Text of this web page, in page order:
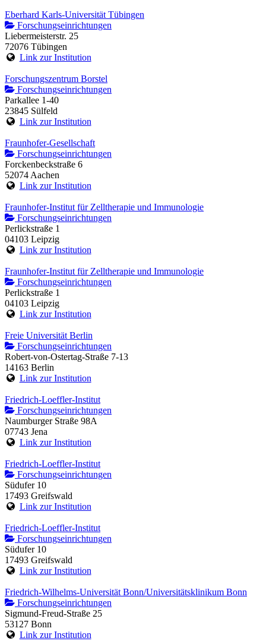
Eberhard Karls-Universität Tübingen
Forschungseinrichtungen
Liebermeisterstr. 25
72076 Tübingen
Link zur Institution
Forschungszentrum Borstel
Forschungseinrichtungen
Parkallee 1-40
23845 Sülfeld
Link zur Institution
Fraunhofer-Gesellschaft
Forschungseinrichtungen
Forckenbeckstraße 6
52074 Aachen
Link zur Institution
Fraunhofer-Institut für Zelltherapie und Immunologie
Forschungseinrichtungen
Perlickstraße 1
04103 Leipzig
Link zur Institution
Fraunhofer-Institut für Zelltherapie und Immunologie
Forschungseinrichtungen
Perlickstraße 1
04103 Leipzig
Link zur Institution
Freie Universität Berlin
Forschungseinrichtungen
Robert-von-Ostertag-Straße 7-13
14163 Berlin
Link zur Institution
Friedrich-Loeffler-Institut
Forschungseinrichtungen
Naumburger Straße 98A
07743 Jena
Link zur Institution
Friedrich-Loeffler-Institut
Forschungseinrichtungen
Südufer 10
17493 Greifswald
Link zur Institution
Friedrich-Loeffler-Institut
Forschungseinrichtungen
Südufer 10
17493 Greifswald
Link zur Institution
Friedrich-Wilhelms-Universität Bonn/Universitätsklinikum Bonn
Forschungseinrichtungen
Sigmund-Freud-Straße 25
53127 Bonn
Link zur Institution